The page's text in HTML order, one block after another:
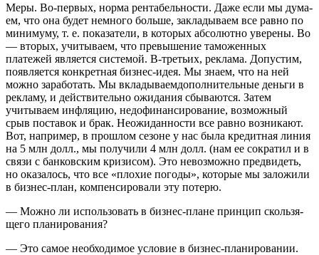
Меры. Во-первых, норма рентабельности. Даже если мы дума­
ем, что она будет немного больше, закладываем все равно по
минимуму, т. е. показатели, в которых абсолютно уверены. Во
— вторых, учитываем, что превышение таможенных
платежей является системой. В-третьих, реклама. Допустим,
появляется конкретная бизнес-идея. Мы знаем, что на ней
можно зарабо­тать. Мы вкладываемдополнительные деньги в
рекламу, и дей­ствительно ожидания сбываются. Затем
учитываем инфляцию, недофинансирование, возможный
срыв поставок и брак. Нео­жиданности все равно возникают.
Вот, например, в прошлом сезоне у нас была кредитная линия
на 5 млн долл., мы получили 4 млн долл. (нам ее сократил и в
связи с банковским кризисом). Это невозможно предвидеть,
но оказалось, что все «плохие по­годы», которые мы заложили
в бизнес-план, компенсировали эту потерю.
— Можно ли использовать в бизнес-плане принцип скользя­
щего планирования?
— Это самое необходимое условие в бизнес-планировании.